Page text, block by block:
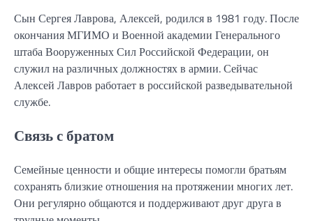
Сын Сергея Лаврова, Алексей, родился в 1981 году. После
окончания МГИМО и Военной академии Генерального
штаба Вооруженных Сил Российской Федерации, он
служил на различных должностях в армии. Сейчас
Алексей Лавров работает в российской разведывательной
службе.
Связь с братом
Семейные ценности и общие интересы помогли братьям
сохранять близкие отношения на протяжении многих лет.
Они регулярно общаются и поддерживают друг друга в